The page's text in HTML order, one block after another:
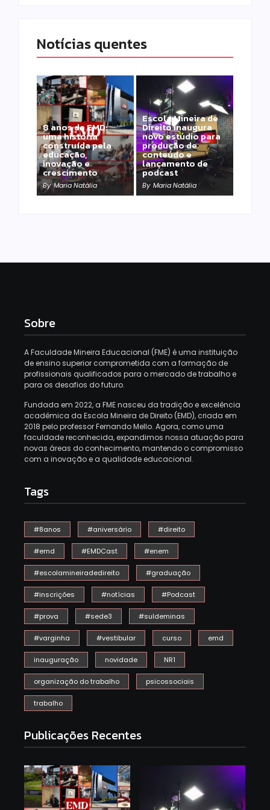
Notícias quentes
8 anos da EMD:
uma história
construída pela
educação,
inovação e
crescimento
By Maria Natália
Escola Mineira de
Direito inaugura
novo estúdio para
produção de
conteúdo e
lançamento de
podcast
By Maria Natália
Sobre
A Faculdade Mineira Educacional (FME) é uma instituição
de ensino superior comprometida com a formação de
profissionais qualificados para o mercado de trabalho e
para os desafios do futuro.
Fundada em 2022, a FME nasceu da tradição e excelência
acadêmica da Escola Mineira de Direito (EMD), criada em
2018 pelo professor Fernando Mello. Agora, como uma
faculdade reconhecida, expandimos nossa atuação para
novas áreas do conhecimento, mantendo o compromisso
com a inovação e a qualidade educacional.
Tags
#8anos #aniversário #direito
#emd #EMDCast #enem
#escolamineiradedireito #graduação
#inscrições #notícias #Podcast
#prova #sede3 #suldeminas
#varginha #vestibular curso emd
inauguração novidade NR1
organização do trabalho psicossociais
trabalho
Publicações Recentes